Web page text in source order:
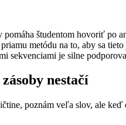
študentom hovoriť po
metódu na to, aby sa
sekvenciami je silne
nestačí
poznám veľa slov, ale